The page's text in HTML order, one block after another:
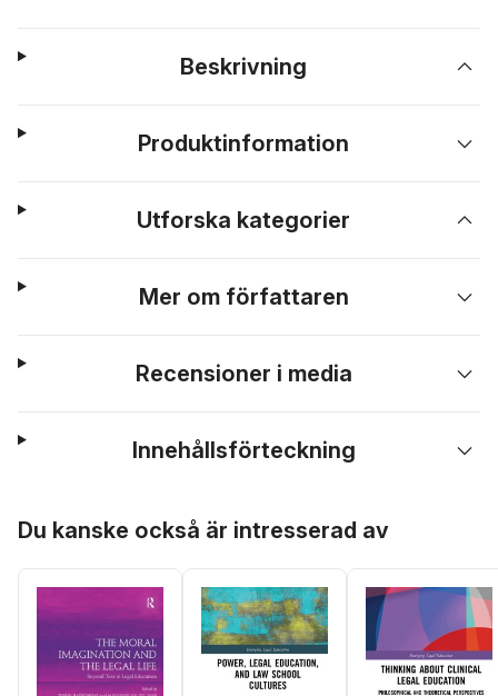
Beskrivning
Produktinformation
Utforska kategorier
Mer om författaren
Recensioner i media
Innehållsförteckning
Du kanske också är intresserad av